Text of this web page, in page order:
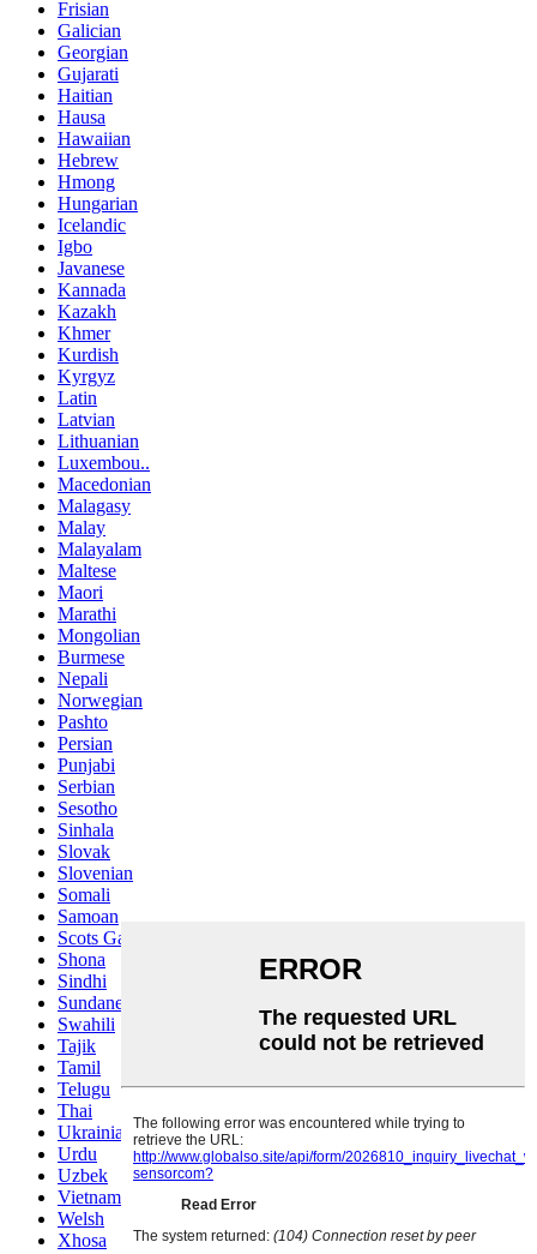
Frisian
Galician
Georgian
Gujarati
Haitian
Hausa
Hawaiian
Hebrew
Hmong
Hungarian
Icelandic
Igbo
Javanese
Kannada
Kazakh
Khmer
Kurdish
Kyrgyz
Latin
Latvian
Lithuanian
Luxembou..
Macedonian
Malagasy
Malay
Malayalam
Maltese
Maori
Marathi
Mongolian
Burmese
Nepali
Norwegian
Pashto
Persian
Punjabi
Serbian
Sesotho
Sinhala
Slovak
Slovenian
Somali
Samoan
Scots Gaelic
Shona
Sindhi
Sundanese
Swahili
Tajik
Tamil
Telugu
Thai
Ukrainian
Urdu
Uzbek
Vietnamese
Welsh
Xhosa